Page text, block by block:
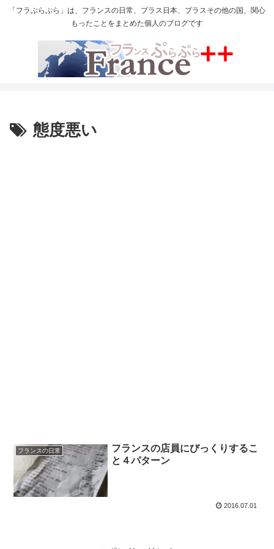
「フラぷらぷら」は、フランスの日常、プラス日本、プラスその他の国、関心
もったことをまとめた個人のブログです
態度悪い
フランスの日常
フランスの店員にびっくりするこ
と４パターン
2016.07.01